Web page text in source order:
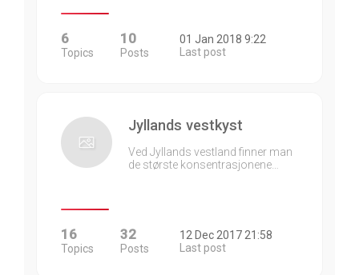
6
Topics
10
Posts
01 Jan 2018 9:22
Last post
Jyllands vestkyst
Ved Jyllands vestland finner man
de største konsentrasjonene…
16
Topics
32
Posts
12 Dec 2017 21:58
Last post